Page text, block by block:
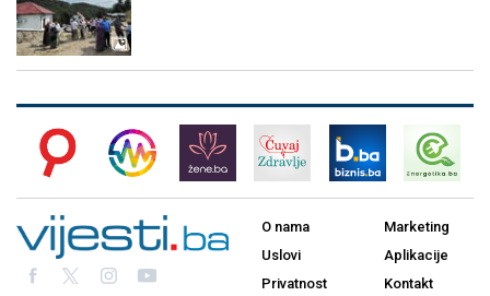
O nama
Uslovi
Privatnost
Marketing
Aplikacije
Kontakt